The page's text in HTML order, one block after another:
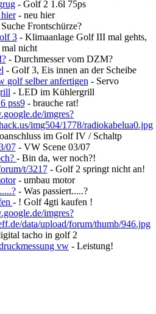
- Golf 2 1.6l 75ps
- neu hier
Frontschürze?
3- Klimaanlage Golf III mal gehts,
mal nicht
- Durchmesser vom DZM?
- Golf 3, Eis innen an der Scheibe
golf selber anfertigen - Servo
- LED im Kühlergrill
pss9- brauche rat!
imgres?
img504/1778/radiokabelua0.jpg
im Golf IV / Schaltp
07- VW Scene 03/07
- Bin da, wer noch?!
t/3217- Golf 2 springt nicht an!
- umbau motor
- Was passiert.....?
- ! Golf 4gti kaufen !
imgres?
data/upload/forum/thumb/946.jpg
tacho in golf 2
vw - Leistung!